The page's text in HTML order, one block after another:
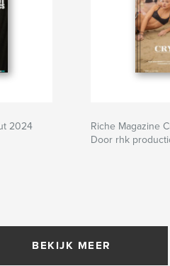
2024
Riche Magazine
Door rhk
BEKIJK MEER